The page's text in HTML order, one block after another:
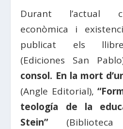
Durant l’actual
econòmica i
publicat els
(Ediciones San
consol. En la mort
(Angle Editorial),
teología de la
Stein”(Biblioteca